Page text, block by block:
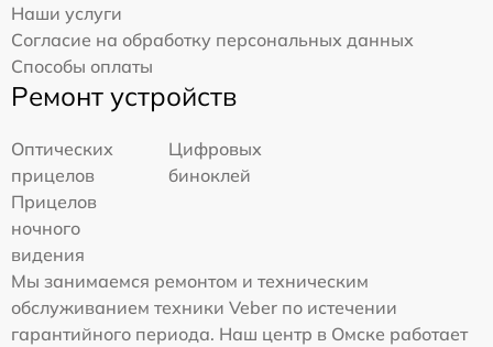
Наши услуги
Согласие на обработку персональных данных
Способы оплаты
Ремонт устройств
Оптических
прицелов
Цифровых
биноклей
Прицелов
ночного
видения
Мы занимаемся ремонтом и техническим
обслуживанием техники Veber по истечении
гарантийного периода. Наш центр в Омске работает